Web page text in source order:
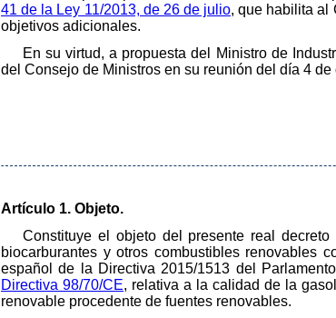
41 de la Ley 11/2013, de 26 de julio, que habilita al
objetivos adicionales.
En su virtud, a propuesta del Ministro de
del Consejo de Ministros en su reunión del día 4 de
Artículo 1. Objeto.
Constituye el objeto del presente real
biocarburantes y otros combustibles renovables
español de la Directiva 2015/1513 del
Directiva 98/70/CE, relativa a la calidad de la
renovable procedente de fuentes renovables.